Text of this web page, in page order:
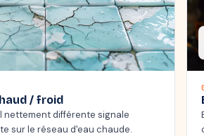
/ froid
nettement différente signale
sur le réseau d'eau chaude.